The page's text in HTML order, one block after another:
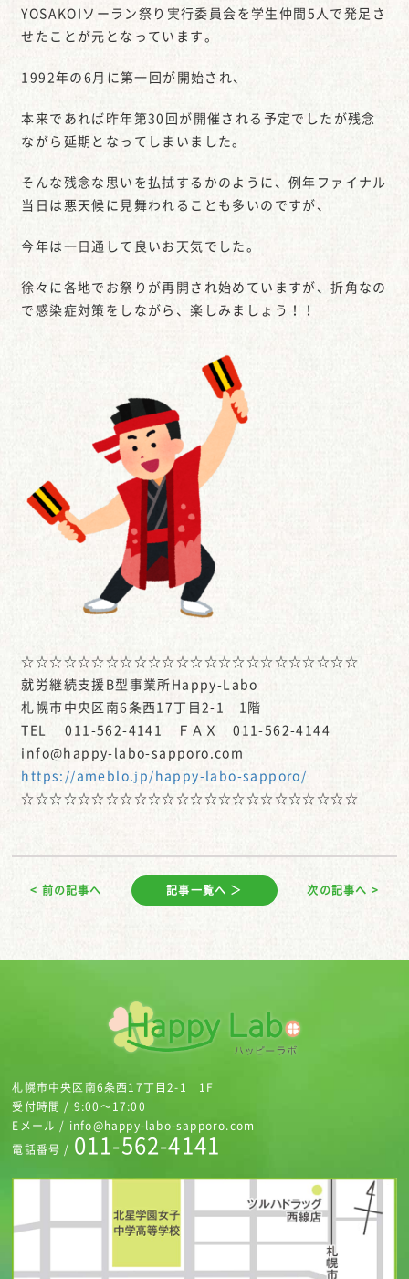
YOSAKOIソーラン祭り実行委員会を学生仲間5人で発足さ
せたことが元となっています。
1992年の6月に第一回が開始され、
本来であれば昨年第30回が開催される予定でしたが残念
ながら延期となってしまいました。
そんな残念な思いを払拭するかのように、例年ファイナル
当日は悪天候に見舞われることも多いのですが、
今年は一日通して良いお天気でした。
徐々に各地でお祭りが再開され始めていますが、折角なの
で感染症対策をしながら、楽しみましょう！！
☆☆☆☆☆☆☆☆☆☆☆☆☆☆☆☆☆☆☆☆☆☆☆☆
就労継続支援B型事業所Happy-Labo
札幌市中央区南6条西17丁目2-1 1階
TEL 011-562-4141 ＦＡＸ 011-562-4144
info@happy-labo-sapporo.com
https://ameblo.jp/happy-labo-sapporo/
☆☆☆☆☆☆☆☆☆☆☆☆☆☆☆☆☆☆☆☆☆☆☆☆
< 前の記事へ 記事一覧へ ＞ 次の記事へ >
札幌市中央区南6条西17丁目2-1 1F
受付時間 / 9:00～17:00
Eメール / info@happy-labo-sapporo.com
電話番号 / 011-562-4141